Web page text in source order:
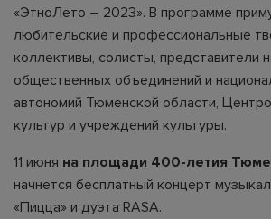
«ЭтноЛето – 2023». В программе
любительские и профессиональные
коллективы, солисты, представители
общественных объединений и
автономий Тюменской области,
культур и учреждений культуры.
11 июня на площади 400-летия
начнется бесплатный концерт
«Пицца» и дуэта RASA.